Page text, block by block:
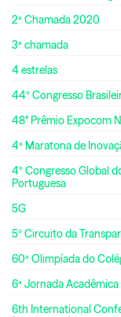
2ª Chamada 2020
3ª chamada
4 estrelas
44º Congresso
48° Prêmio Expocom
4ª Maratona de
4º Congresso Global
Portuguesa
5G
5º Circuito da
60ª Olimpíada do
6ª Jornada
6th International